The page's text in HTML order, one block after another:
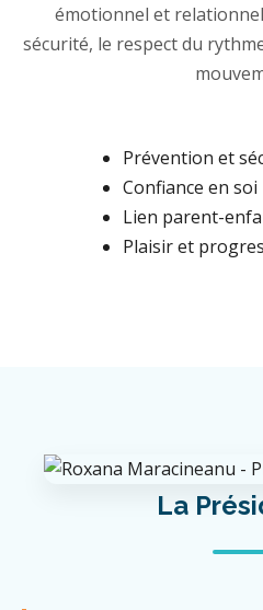
émotionnel et
sécurité, le respect du
Prévention et
Confiance en soi
Lien parent-
Plaisir et
La